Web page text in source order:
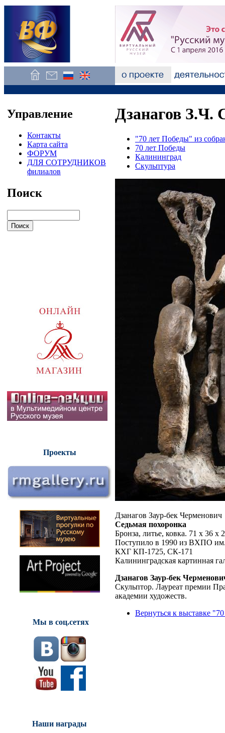
Управление
Контакты
Карта сайта
ФОРУМ
ДЛЯ СОТРУДНИКОВ
филиалов
Поиск
Проекты
Мы в соц.сетях
Наши награды
Дзанагов З.Ч.
"70 лет Победы" из
70 лет Победы
Калининград
Скульптура
Дзанагов Заур-бек Черменович
Седьмая похоронка
Бронза, литье, ковка. 71 х 36 х
Поступило в 1990 из ВХПО
КХГ КП-1725, СК-171
Калининградская картинная
Дзанагов Заур-бек
Скульптор. Лауреат премии
академии художеств.
Вернуться к выставке